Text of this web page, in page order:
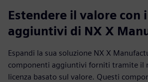
Estendere il valore con
aggiuntivi di NX X
Espandi la sua soluzione NX X
componenti aggiuntivi forniti tramite il
licenza basato sul valore. Questi